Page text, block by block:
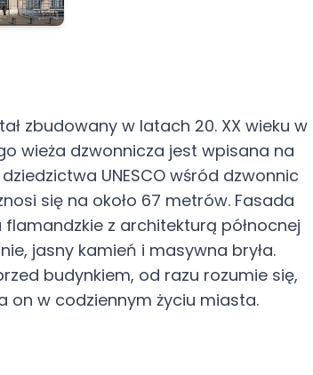
zbudowany w latach 20. XX wieku w
wieża dzwonnicza jest wpisana na
UNESCO wśród dzwonnic
się na około 67 metrów. Fasada
flamandzkie z architekturą północnej
jasny kamień i masywna bryła.
budynkiem, od razu rozumie się,
on w codziennym życiu miasta.